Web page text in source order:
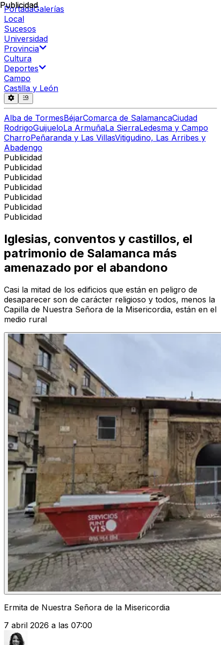
PortadaGalerías
Local
Sucesos
Universidad
Provincia
Cultura
Deportes
Campo
Castilla y León
Alba de TormesBéjarComarca de SalamancaCiudad
RodrigoGuijueloLa ArmuñaLa SierraLedesma y Campo
CharroPeñaranda y Las VillasVitigudino, Las Arribes y
Abadengo
Publicidad
Publicidad
Publicidad
Publicidad
Publicidad
Publicidad
Publicidad
Publicidad
Iglesias, conventos y castillos, el
patrimonio de Salamanca más
amenazado por el abandono
Casi la mitad de los edificios que están en peligro de
desaparecer son de carácter religioso y todos, menos la
Capilla de Nuestra Señora de la Misericordia, están en el
medio rural
Ermita de Nuestra Señora de la Misericordia
7 abril 2026 a las 07:00
Publicidad